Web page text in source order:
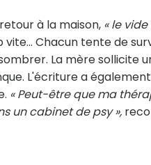
à la maison, « le
Chacun tente de
La mère sollicite
L'écriture a
« Peut-être que ma
un cabinet de psy »,